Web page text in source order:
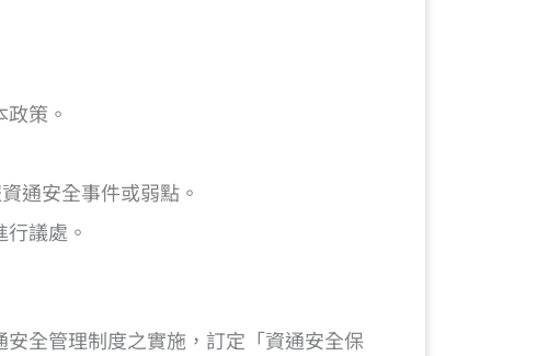
策。
通安全事件或弱點。
議處。
全管理制度之實施，訂定「資通安全保